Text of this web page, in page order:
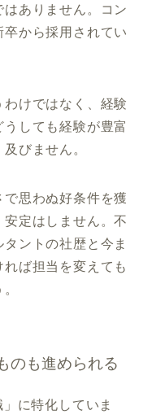
ありません。コン
から採用されてい
けではなく、経験
しても経験が豊富
びません。
思わぬ好条件を獲
定はしません。不
ントの社歴と今ま
ば担当を変えても
のも進められる
に特化していま